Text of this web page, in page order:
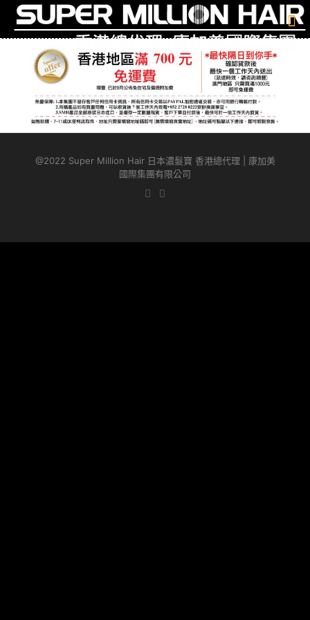
@2022 Super Million Hair 日本濃髮寶 香港總代理 | 康加美
國際集團有限公司